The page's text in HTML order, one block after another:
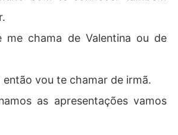
me chama de Valentina ou de
então vou te chamar de irmã.
as apresentações vamos